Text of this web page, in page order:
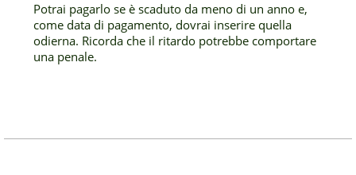
Potrai pagarlo se è scaduto da meno di un anno e,
come data di pagamento, dovrai inserire quella
odierna. Ricorda che il ritardo potrebbe comportare
una penale.